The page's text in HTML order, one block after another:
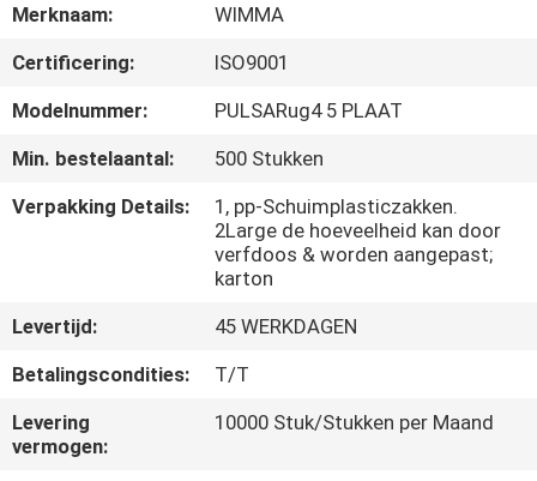
FABRIEKSTOCHT
KWALITEITSCONTROLE
NIEUWS
EEN
OFFERTE
SITEMAP
Merknaam:
WIMMA
Certificering:
ISO9001
Modelnummer:
PULSARug4 5 PLAAT
Min. bestelaantal:
500 Stukken
Verpakking Details:
1, pp-Schuimplasticzakken.
2Large de hoeveelheid kan door
verfdoos & worden aangepast;
karton
Levertijd:
45 WERKDAGEN
Betalingscondities:
T/T
Levering
vermogen:
10000 Stuk/Stukken per Maand